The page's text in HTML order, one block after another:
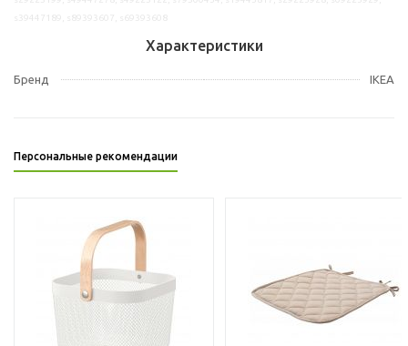
Характеристики
Бренд IKEA
Персональные рекомендации